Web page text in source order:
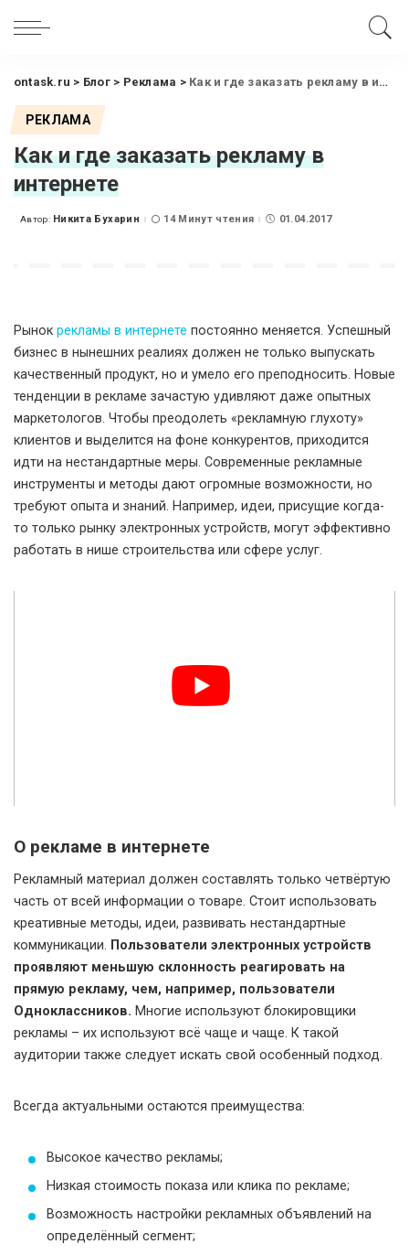
ontask.ru > Блог> Реклама > Как и где заказать рекламу в интернете
РЕКЛАМА
Как и где заказать рекламу в
интернете
Posted
Автор: Никита Бухарин 14 Минут чтения 01.04.2017
Рынок рекламы в интернете постоянно меняется. Успешный
бизнес в нынешних реалиях должен не только выпускать
качественный продукт, но и умело его преподносить. Новые
тенденции в рекламе зачастую удивляют даже опытных
маркетологов. Чтобы преодолеть «рекламную глухоту»
клиентов и выделится на фоне конкурентов, приходится
идти на нестандартные меры. Современные рекламные
инструменты и методы дают огромные возможности, но
требуют опыта и знаний. Например, идеи, присущие когда-
то только рынку электронных устройств, могут эффективно
работать в нише строительства или сфере услуг.
О рекламе в интернете
Рекламный материал должен составлять только четвёртую
часть от всей информации о товаре. Стоит использовать
креативные методы, идеи, развивать нестандартные
коммуникации. Пользователи электронных устройств
проявляют меньшую склонность реагировать на
прямую рекламу, чем, например, пользователи
Одноклассников. Многие используют блокировщики
рекламы – их используют всё чаще и чаще. К такой
аудитории также следует искать свой особенный подход.
Всегда актуальными остаются преимущества:
Высокое качество рекламы;
Низкая стоимость показа или клика по рекламе;
Возможность настройки рекламных объявлений на
определённый сегмент;